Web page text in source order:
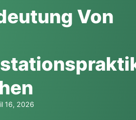
Von
16, 2026